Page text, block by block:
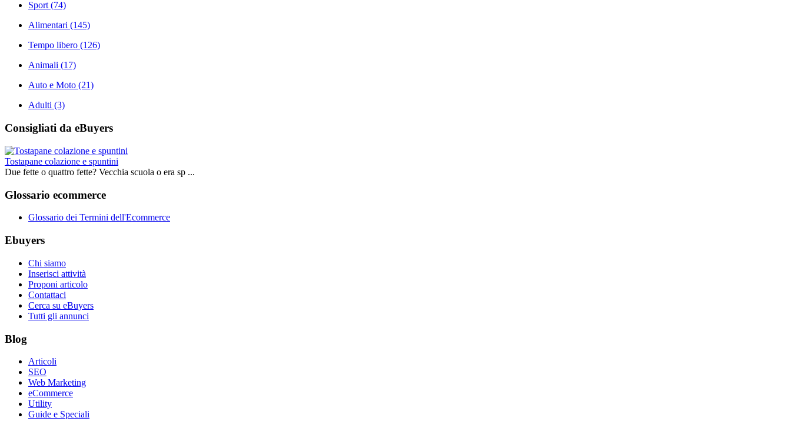
Sport(74)
Alimentari (145)
Tempo libero (126)
Animali (17)
Auto e Moto (21)
Adulti (3)
Consigliati da eBuyers
Tostapane colazione e spuntini
Due fette o quattro fette? Vecchia scuola o era sp ...
Glossario ecommerce
Glossario dei Termini dell'Ecommerce
Ebuyers
Chi siamo
Inserisci attività
Proponi articolo
Contattaci
Cerca su eBuyers
Tutti gli annunci
Blog
Articoli
SEO
Web Marketing
eCommerce
Utility
Guide e Speciali